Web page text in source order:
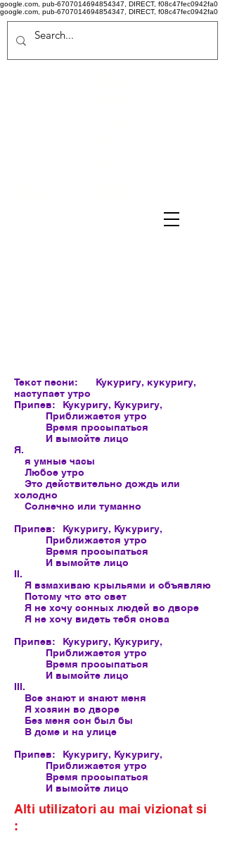
google.com, pub-6707014694854347, DIRECT, f08c47fec0942fa0
google.com, pub-6707014694854347, DIRECT, f08c47fec0942fa0
Текст песни:
Кукуригу, кукуригу,
наступает утро
Припев:
Кукуригу, Кукуригу,
Приближается утро
Время просыпаться
И вымойте лицо
Я.
я умные часы
Любое утро
Это действительно дождь или
холодно
Солнечно или туманно
Припев:
Кукуригу, Кукуригу,
Приближается утро
Время просыпаться
И вымойте лицо
II.
Я взмахиваю крыльями и объявляю
Потому что это свет
Я не хочу сонных людей во дворе
Я не хочу видеть тебя снова
Припев:
Кукуригу, Кукуригу,
Приближается утро
Время просыпаться
И вымойте лицо
III.
Все знают и знают меня
Я хозяин во дворе
Без меня сон был бы
В доме и на улице
Припев:
Кукуригу, Кукуригу,
Приближается утро
Время просыпаться
И вымойте лицо
Alti utilizatori au mai vizionat si
: